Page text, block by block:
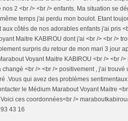
nos 2 <br /> <br /> enfants. Ma situation se
temps j'ai perdu mon boulot. Etant
aux côtés de nos adorables enfants j'ai pris
Maitre KABIROU dont j'ai <br /> <br />
surpris du retour de mon mari 3 jour
Voyant Maitre KABIROU <br /> <br /
<br /> <br /> positivement , j'ai
.Vous qui avez des problèmes
le Médium Marabout Voyant Maitre
ces coordonnées<br />
43 16